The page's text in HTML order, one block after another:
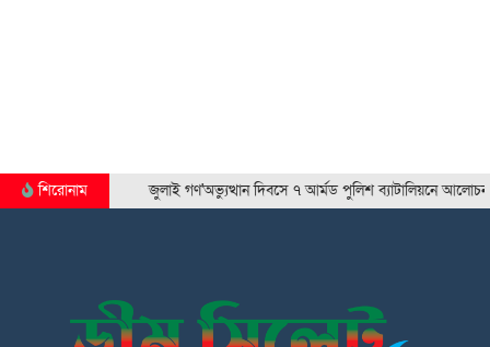
শিরোনাম জুলাই গণ'অভ্যুত্থান দিবসে ৭ আর্মড পুলিশ ব্যাটালিয়নে আলোচনা…